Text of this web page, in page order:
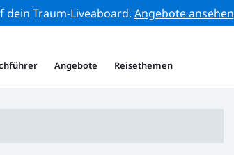
dein Traum-Liveaboard. Angebote ansehen
Angebote Reisethemen